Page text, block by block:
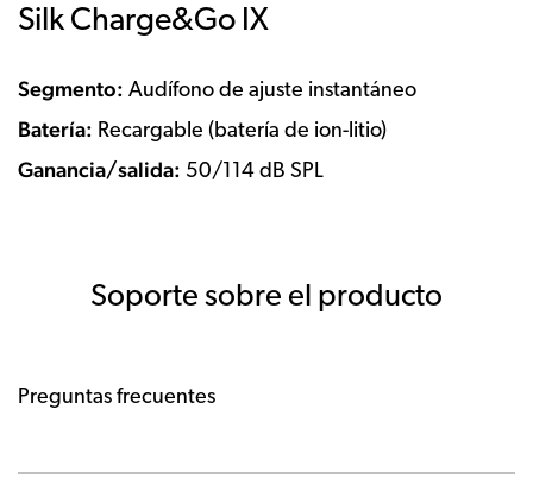
Silk Charge&Go IX
Segmento: Audífono de ajuste instantáneo
Batería: Recargable (batería de ion-litio)
Ganancia/salida: 50/114 dB SPL
Soporte sobre el producto
Preguntas frecuentes